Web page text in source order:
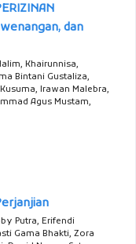
dan
Khairunnisa,
Bintani Gustaliza,
Irawan Malebra,
Agus Mustam,
Putra, Erifendi
Gama Bhakti, Zora